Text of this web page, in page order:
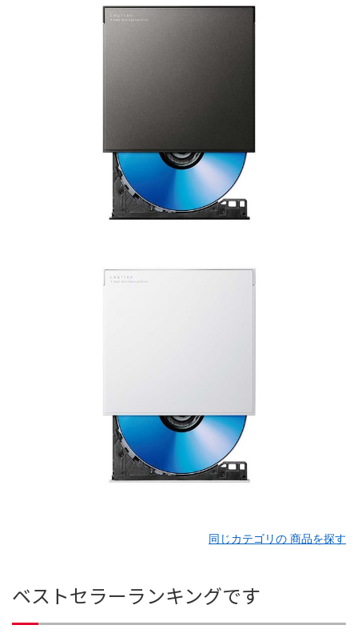
同じカテゴリの 商品を探す
ベストセラーランキングです